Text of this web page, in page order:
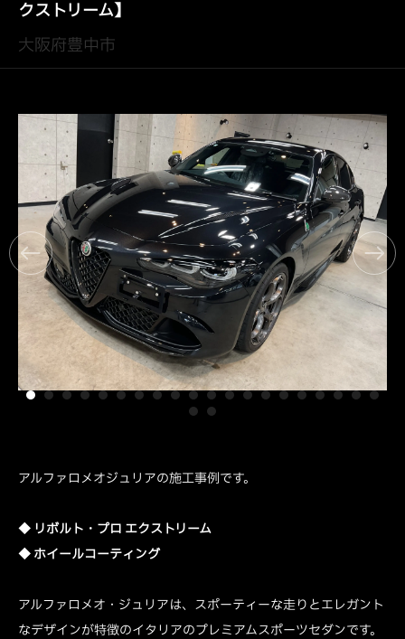
クストリーム】
大阪府豊中市
アルファロメオジュリアの施工事例です。
◆ リボルト・プロ エクストリーム
◆ ホイールコーティング
アルファロメオ・ジュリアは、スポーティーな走りとエレガント
なデザインが特徴のイタリアのプレミアムスポーツセダンです。